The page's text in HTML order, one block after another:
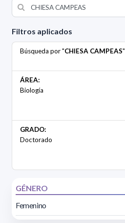
Filtros aplicados
Búsqueda por "CHIESA CAMPEAS"
ÁREA:
Biología
GRADO:
Doctorado
GÉNERO
Femenino